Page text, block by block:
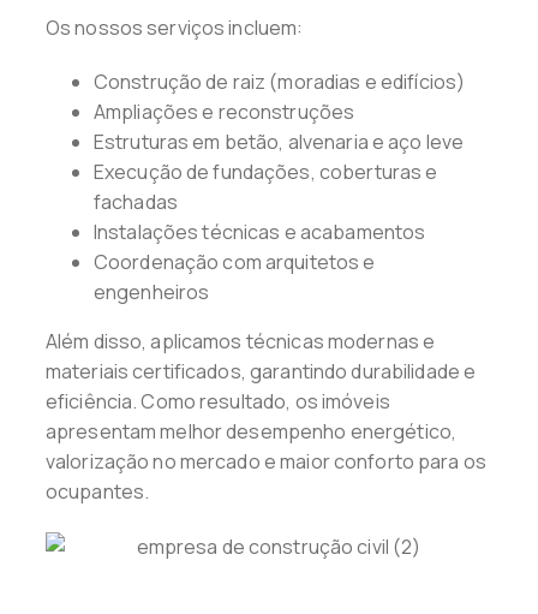
Os nossos serviços incluem:
Construção de raiz (moradias e edifícios)
Ampliações e reconstruções
Estruturas em betão, alvenaria e aço leve
Execução de fundações, coberturas e
fachadas
Instalações técnicas e acabamentos
Coordenação com arquitetos e
engenheiros
Além disso, aplicamos técnicas modernas e
materiais certificados, garantindo durabilidade e
eficiência. Como resultado, os imóveis
apresentam melhor desempenho energético,
valorização no mercado e maior conforto para os
ocupantes.